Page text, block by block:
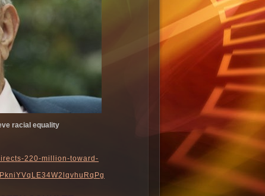
racial equality
220-million-toward-